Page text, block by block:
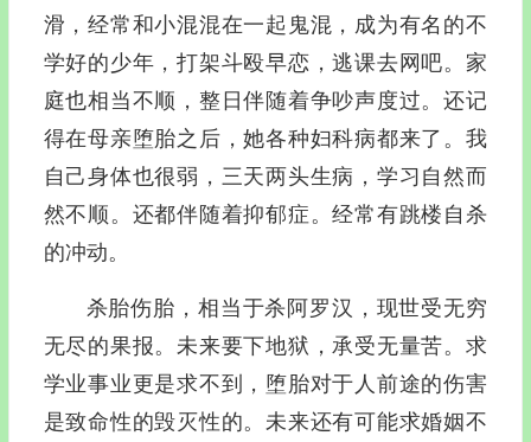
滑，经常和小混混在一起鬼混，成为有名的不
学好的少年，打架斗殴早恋，逃课去网吧。家
庭也相当不顺，整日伴随着争吵声度过。还记
得在母亲堕胎之后，她各种妇科病都来了。我
自己身体也很弱，三天两头生病，学习自然而
然不顺。还都伴随着抑郁症。经常有跳楼自杀
的冲动。
杀胎伤胎，相当于杀阿罗汉，现世受无穷
无尽的果报。未来要下地狱，承受无量苦。求
学业事业更是求不到，堕胎对于人前途的伤害
是致命性的毁灭性的。未来还有可能求婚姻不